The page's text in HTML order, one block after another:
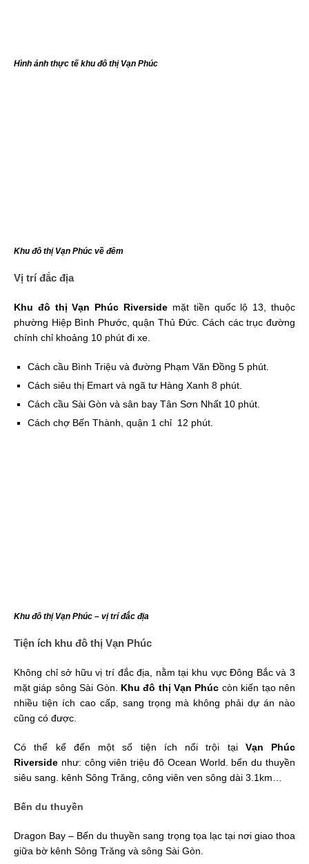
Hình ảnh thực tế khu đô thị Vạn Phúc
Khu đô thị Vạn Phúc về đêm
Vị trí đắc địa
Khu đô thị Vạn Phúc Riverside mặt tiền quốc lộ 13, thuộc
phường Hiệp Bình Phước, quận Thủ Đức. Cách các trục đường
chính chỉ khoảng 10 phút đi xe.
Cách cầu Bình Triệu và đường Phạm Văn Đồng 5 phút.
Cách siêu thị Emart và ngã tư Hàng Xanh 8 phút.
Cách cầu Sài Gòn và sân bay Tân Sơn Nhất 10 phút.
Cách chợ Bến Thành, quận 1 chỉ 12 phút.
Khu đô thị Vạn Phúc – vị trí đắc địa
Tiện ích khu đô thị Vạn Phúc
Không chỉ sở hữu vị trí đắc địa, nằm tại khu vực Đông Bắc và 3
mặt giáp sông Sài Gòn. Khu đô thị Vạn Phúc còn kiến tạo nên
nhiều tiện ích cao cấp, sang trọng mà không phải dự án nào
cũng có được.
Có thể kể đến một số tiện ích nổi trội tại Vạn Phúc
Riverside như: công viên triệu đô Ocean World. bến du thuyền
siêu sang. kênh Sông Trăng, công viên ven sông dài 3.1km…
Bến du thuyền
Dragon Bay – Bến du thuyền sang trọng tọa lạc tại nơi giao thoa
giữa bờ kênh Sông Trăng và sông Sài Gòn.